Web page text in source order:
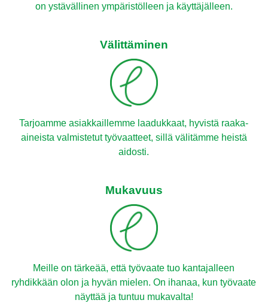
on ystävällinen ympäristölleen ja käyttäjälleen.
Välittäminen
Tarjoamme asiakkaillemme laadukkaat, hyvistä raaka-
aineista valmistetut työvaatteet, sillä välitämme heistä
aidosti.
Mukavuus
Meille on tärkeää, että työvaate tuo kantajalleen
ryhdikkään olon ja hyvän mielen. On ihanaa, kun työvaate
näyttää ja tuntuu mukavalta!